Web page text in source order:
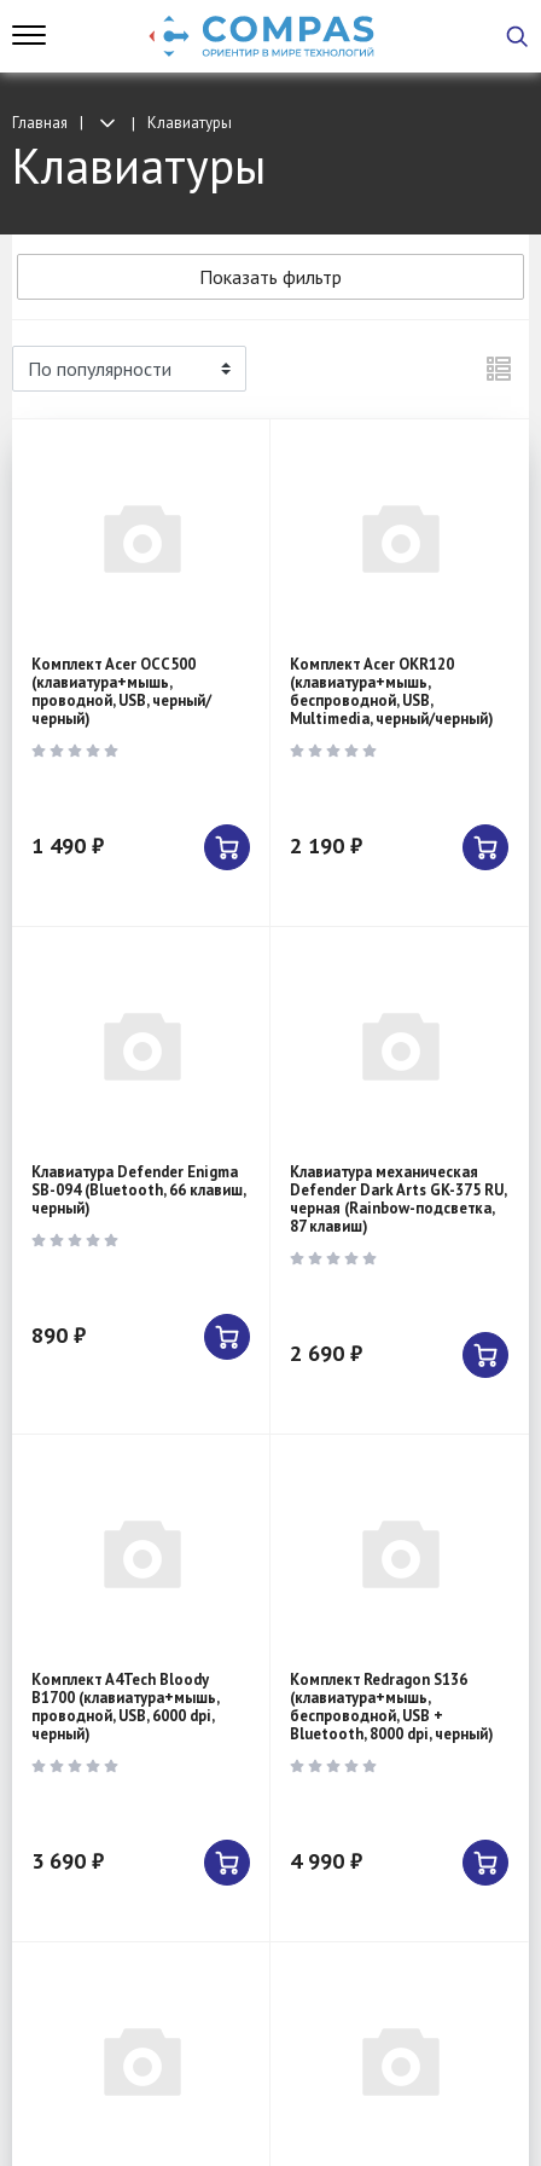
Главная Клавиатуры
Клавиатуры
Показать фильтр
Комплект Acer OCC500
(клавиатура+мышь,
проводной, USB, черный/
черный)
1 490 ₽
Комплект Acer OKR120
(клавиатура+мышь,
беспроводной, USB,
Multimedia, черный/черный)
2 190 ₽
Клавиатура Defender Enigma
SB-094 (Bluetooth, 66 клавиш,
черный)
890 ₽
Клавиатура механическая
Defender Dark Arts GK-375 RU,
черная (Rainbow-подсветка,
87 клавиш)
2 690 ₽
Комплект A4Tech Bloody
B1700 (клавиатура+мышь,
проводной, USB, 6000 dpi,
черный)
3 690 ₽
Комплект Redragon S136
(клавиатура+мышь,
беспроводной, USB +
Bluetooth, 8000 dpi, черный)
4 990 ₽